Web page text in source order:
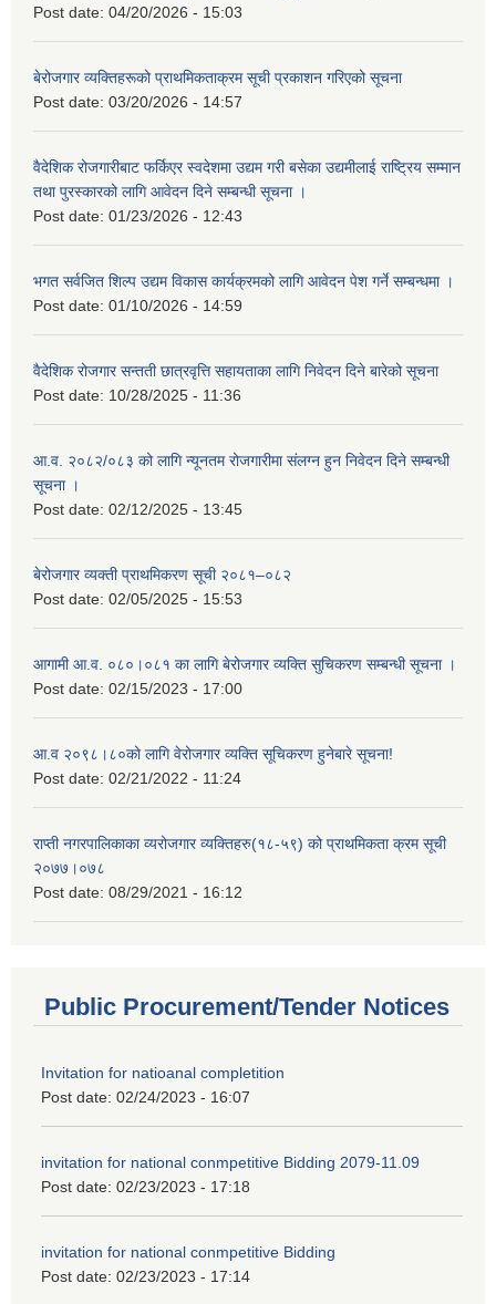
Post date: 04/20/2026 - 15:03
बेरोजगार व्यक्तिहरूको प्राथमिकताक्रम सूची प्रकाशन गरिएको सूचना
Post date: 03/20/2026 - 14:57
वैदेशिक रोजगारीबाट फर्किएर स्वदेशमा उद्यम गरी बसेका उद्यमीलाई राष्ट्रिय सम्मान
तथा पुरस्कारको लागि आवेदन दिने सम्बन्धी सूचना ।
Post date: 01/23/2026 - 12:43
भगत सर्वजित शिल्प उद्यम विकास कार्यक्रमको लागि आवेदन पेश गर्ने सम्बन्धमा ।
Post date: 01/10/2026 - 14:59
वैदेशिक रोजगार सन्तती छात्रवृत्ति सहायताका लागि निवेदन दिने बारेको सूचना
Post date: 10/28/2025 - 11:36
आ.व. २०८२/०८३ को लागि न्यूनतम रोजगारीमा संलग्न हुन निवेदन दिने सम्बन्धी
सूचना ।
Post date: 02/12/2025 - 13:45
बेरोजगार व्यक्ती प्राथमिकरण सूची २०८१–०८२
Post date: 02/05/2025 - 15:53
आगामी आ.व. ०८०।०८१ का लागि बेरोजगार व्यक्ति सुचिकरण सम्बन्धी सूचना ।
Post date: 02/15/2023 - 17:00
आ.व २०९८।८०को लागि वेरोजगार व्यक्ति सूचिकरण हुनेबारे सूचना!
Post date: 02/21/2022 - 11:24
राप्ती नगरपालिकाका व्यरोजगार व्यक्तिहरु(१८-५९) को प्राथमिकता क्रम सूची
२०७७।०७८
Post date: 08/29/2021 - 16:12
Public Procurement/Tender Notices
Invitation for natioanal completition
Post date: 02/24/2023 - 16:07
invitation for national conmpetitive Bidding 2079-11.09
Post date: 02/23/2023 - 17:18
invitation for national conmpetitive Bidding
Post date: 02/23/2023 - 17:14